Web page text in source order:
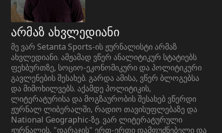
არმაზ ახვლედიანი
მე ვარ Setanta Sports-ის ჟურნალისტი არმაზ
ახვლედიანი. ამჟამად ვწერ ანალიტიკურ სტატიებს
ფეხბურთზე, სოციო-ეკონომიკური და პოლიტიკური
გავლენების შესახებ. გარდა ამისა, ვწერ ბლოგებსა
და მიმოხილვებს. აქამდე პოლიტიკის,
ლიტერატურისა და მოგზაურობის შესახებ ვწერდი
ჟურნალ ლიბერალში, რადიო თავისუფლებაზე და
National Geographic-ზე. ვარ ლიტერატურული
ჟურნალის, "დარაჯის" ერთ-ერთი დამფუძნებელი და